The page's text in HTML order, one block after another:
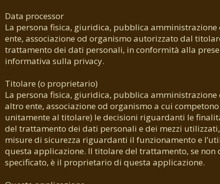
Data processor
La persona fisica, giuridica, pubblica amministrazione
ente, associazione od organismo autorizzato dal
trattamento dei dati personali, in conformità alla
informativa sulla privacy.
Titolare (o proprietario)
La persona fisica, giuridica, pubblica amministrazione
altro ente, associazione od organismo a cui
unitamente al titolare) le decisioni riguardanti le
del trattamento dei dati personali e dei mezzi
misure di sicurezza riguardanti il funzionamento e
questa applicazione. Il titolare del trattamento, se non
specificato, è il proprietario di questa applicazione.